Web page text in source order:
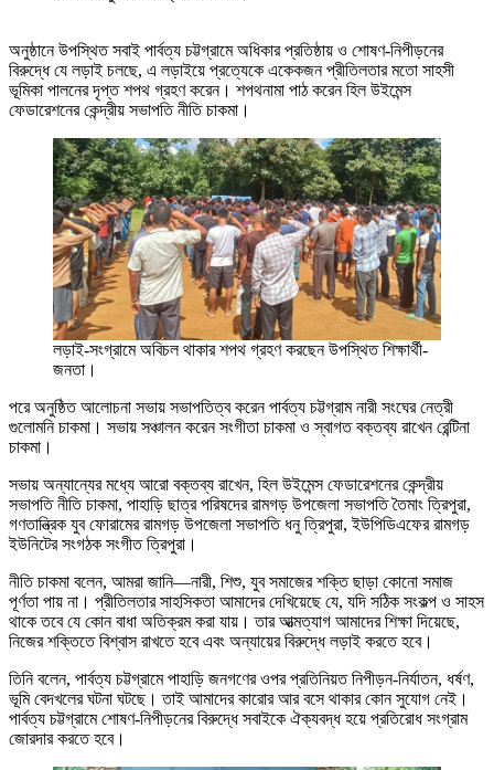
অনুষ্ঠানে উপস্থিত সবাই পার্বত্য চট্টগ্রামে অধিকার প্রতিষ্ঠায় ও শোষণ-নিপীড়নের
বিরুদ্ধে যে লড়াই চলছে, এ লড়াইয়ে প্রত্যেকে একেকজন প্রীতিলতার মতো সাহসী
ভূমিকা পালনের দৃপ্ত শপথ গ্রহণ করেন। শপথনামা পাঠ করেন হিল উইমেন্স
ফেডারেশনের কেন্দ্রীয় সভাপতি নীতি চাকমা।
লড়াই-সংগ্রামে অবিচল থাকার শপথ গ্রহণ করছেন উপস্থিত শিক্ষার্থী-
জনতা।
পরে অনুষ্ঠিত আলোচনা সভায় সভাপতিত্ব করেন পার্বত্য চট্টগ্রাম নারী সংঘের নেত্রী
গুলোমনি চাকমা। সভায় সঞ্চালন করেন সংগীতা চাকমা ও স্বাগত বক্তব্য রাখেন রেন্টিনা
চাকমা।
সভায় অন্যান্যের মধ্যে আরো বক্তব্য রাখেন, হিল উইমেন্স ফেডারেশনের কেন্দ্রীয়
সভাপতি নীতি চাকমা, পাহাড়ি ছাত্র পরিষদের রামগড় উপজেলা সভাপতি তৈমাং ত্রিপুরা,
গণতান্ত্রিক যুব ফোরামের রামগড় উপজেলা সভাপতি ধনু ত্রিপুরা, ইউপিডিএফের রামগড়
ইউনিটের সংগঠক সংগীত ত্রিপুরা।
নীতি চাকমা বলেন, আমরা জানি—নারী, শিশু, যুব সমাজের শক্তি ছাড়া কোনো সমাজ
পূর্ণতা পায় না। প্রীতিলতার সাহসিকতা আমাদের দেখিয়েছে যে, যদি সঠিক সংকল্প ও সাহস
থাকে তবে যে কোন বাধা অতিক্রম করা যায়। তার আত্মত্যাগ আমাদের শিক্ষা দিয়েছে,
নিজের শক্তিতে বিশ্বাস রাখতে হবে এবং অন্যায়ের বিরুদ্ধে লড়াই করতে হবে।
তিনি বলেন, পার্বত্য চট্টগ্রামে পাহাড়ি জনগণের ওপর প্রতিনিয়ত নিপীড়ন-নির্যাতন, ধর্ষণ,
ভূমি বেদখলের ঘটনা ঘটছে। তাই আমাদের কারোর আর বসে থাকার কোন সুযোগ নেই।
পার্বত্য চট্টগ্রামে শোষণ-নিপীড়নের বিরুদ্ধে সবাইকে ঐক্যবদ্ধ হয়ে প্রতিরোধ সংগ্রাম
জোরদার করতে হবে।